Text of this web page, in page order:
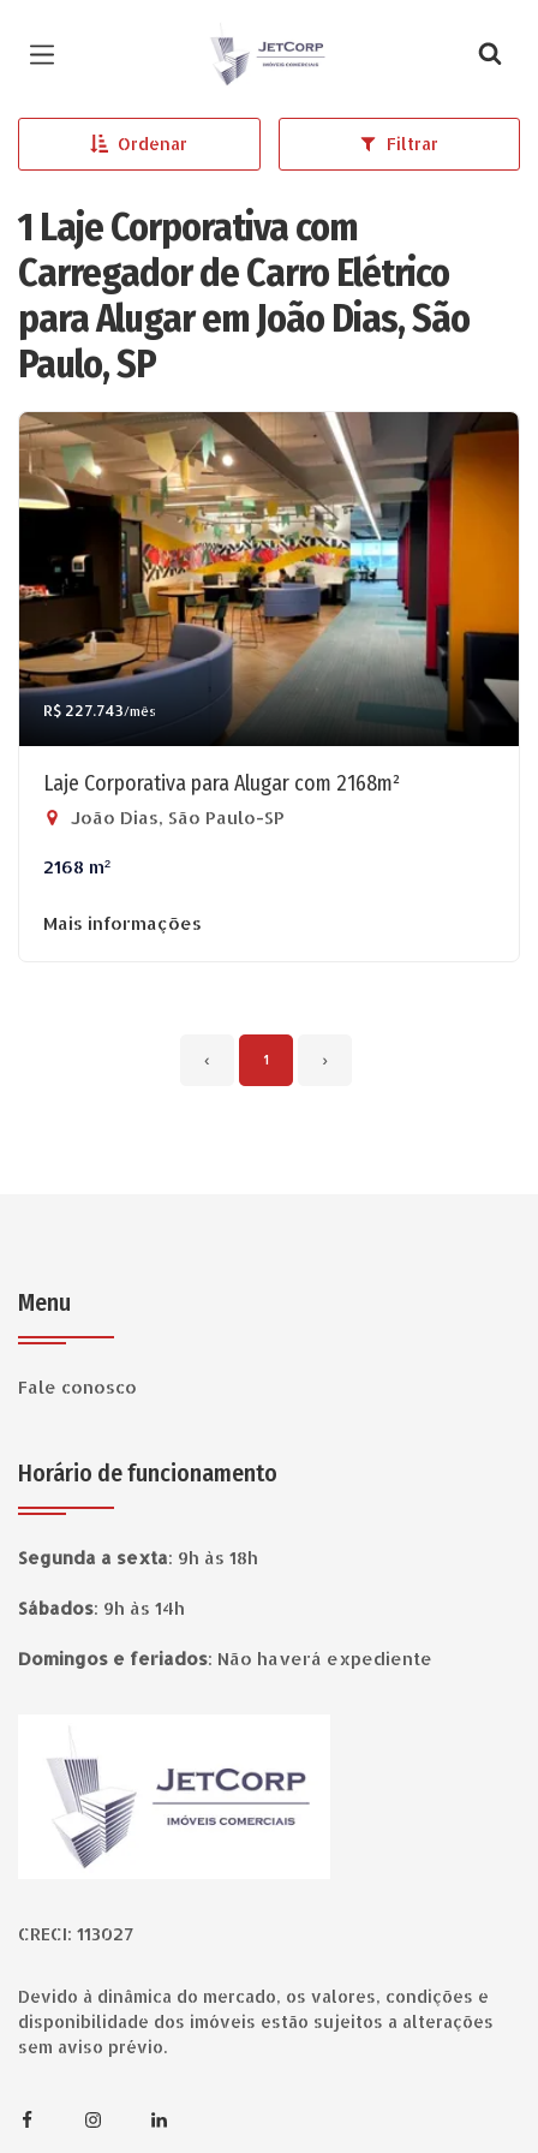
Página inicial
Ordenar Filtrar
1 Laje Corporativa com
Carregador de Carro Elétrico
para Alugar em João Dias, São
Paulo, SP
R$ 227.743/mês
Laje Corporativa para Alugar com 2168m²
João Dias, São Paulo-SP
2168 m²
Mais informações
‹ 1 ›
Menu
Fale conosco
Horário de funcionamento
Segunda a sexta: 9h às 18h
Sábados: 9h às 14h
Domingos e feriados: Não haverá expediente
CRECI: 113027
Devido à dinâmica do mercado, os valores, condições e
disponibilidade dos imóveis estão sujeitos a alterações
sem aviso prévio.
FacebookInstagramLinkedin